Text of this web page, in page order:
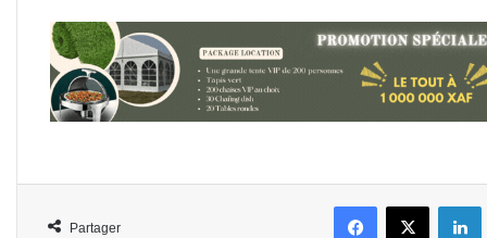
Partager
FacebookX